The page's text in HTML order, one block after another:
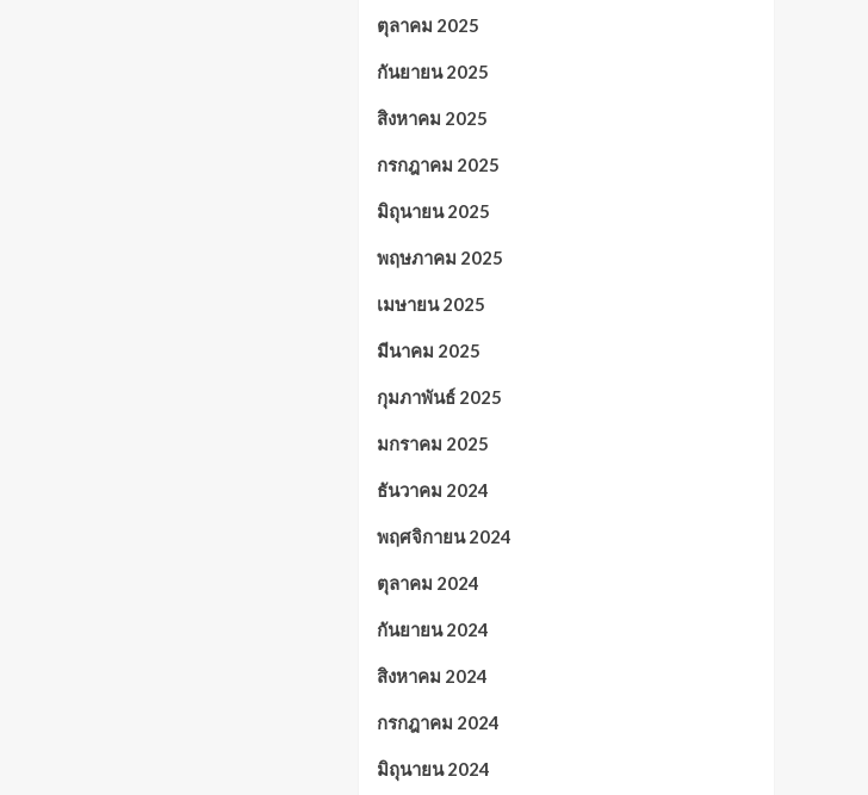
ตุลาคม 2025
กันยายน 2025
สิงหาคม 2025
กรกฎาคม 2025
มิถุนายน 2025
พฤษภาคม 2025
เมษายน 2025
มีนาคม 2025
กุมภาพันธ์ 2025
มกราคม 2025
ธันวาคม 2024
พฤศจิกายน 2024
ตุลาคม 2024
กันยายน 2024
สิงหาคม 2024
กรกฎาคม 2024
มิถุนายน 2024